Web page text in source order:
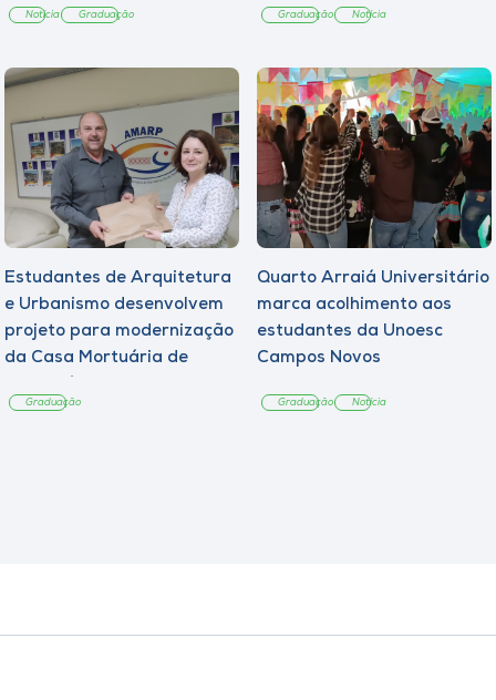
Notícia Graduação Graduação Notícia
Estudantes de Arquitetura
e Urbanismo desenvolvem
projeto para modernização
da Casa Mortuária de
Graduação
Quarto Arraiá Universitário
marca acolhimento aos
estudantes da Unoesc
Campos Novos
Graduação Notícia